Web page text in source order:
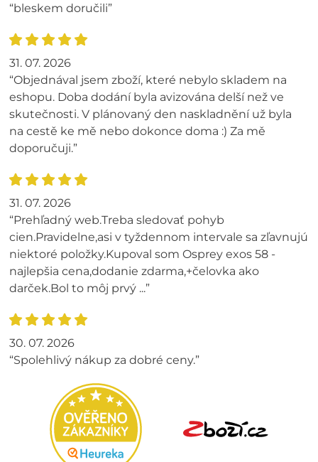
“bleskem doručili”
31. 07. 2026
“Objednával jsem zboží, které nebylo skladem na
eshopu. Doba dodání byla avizována delší než ve
skutečnosti. V plánovaný den naskladnění už byla
na cestě ke mě nebo dokonce doma :) Za mě
doporučuji.”
31. 07. 2026
“Prehľadný web.Treba sledovať pohyb
cien.Pravidelne,asi v tyždennom intervale sa zľavnujú
niektoré položky.Kupoval som Osprey exos 58 -
najlepšia cena,dodanie zdarma,+čelovka ako
darček.Bol to môj prvý ...”
30. 07. 2026
“Spolehlivý nákup za dobré ceny.”